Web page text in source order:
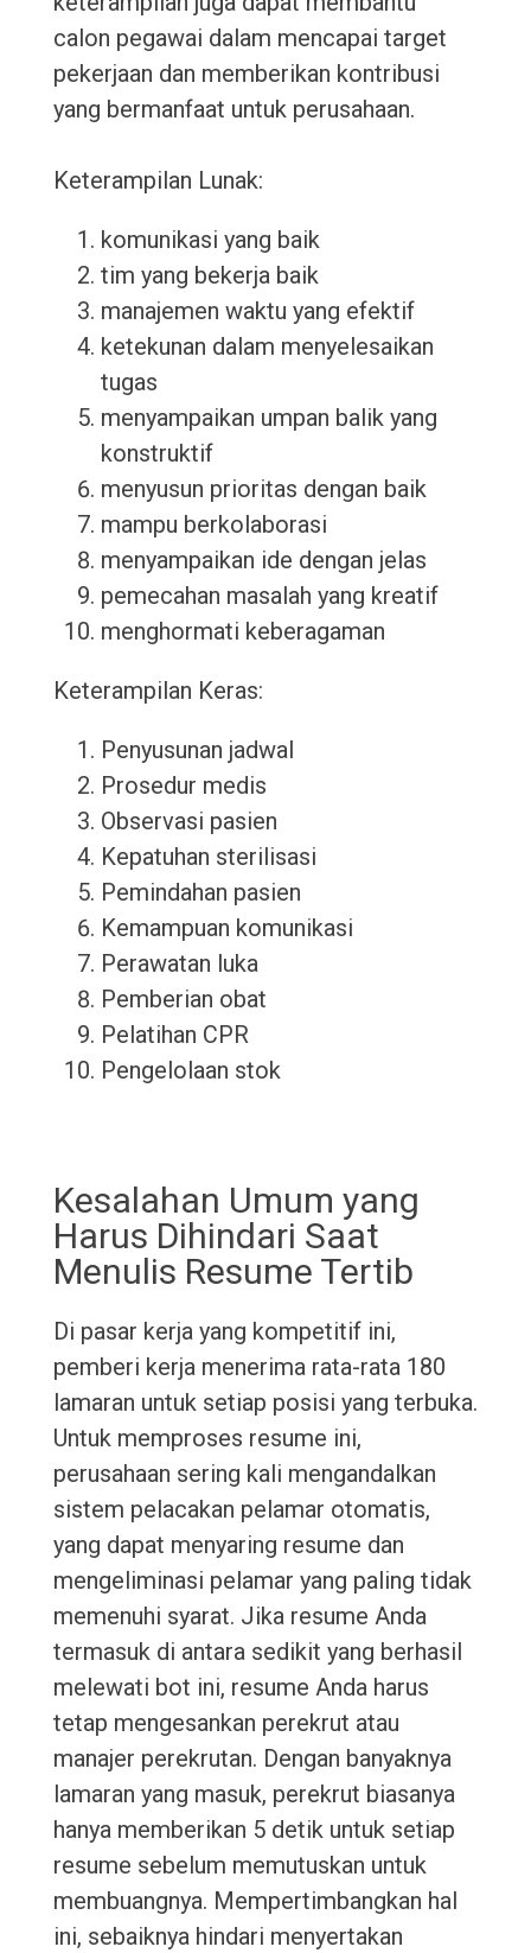
calon pegawai dalam mencapai target
pekerjaan dan memberikan kontribusi
yang bermanfaat untuk perusahaan.
Keterampilan Lunak:
komunikasi yang baik
tim yang bekerja baik
manajemen waktu yang efektif
ketekunan dalam menyelesaikan
tugas
menyampaikan umpan balik yang
konstruktif
menyusun prioritas dengan baik
mampu berkolaborasi
menyampaikan ide dengan jelas
pemecahan masalah yang kreatif
menghormati keberagaman
Keterampilan Keras:
Penyusunan jadwal
Prosedur medis
Observasi pasien
Kepatuhan sterilisasi
Pemindahan pasien
Kemampuan komunikasi
Perawatan luka
Pemberian obat
Pelatihan CPR
Pengelolaan stok
Kesalahan Umum yang
Harus Dihindari Saat
Menulis Resume Tertib
Di pasar kerja yang kompetitif ini,
pemberi kerja menerima rata-rata 180
lamaran untuk setiap posisi yang terbuka.
Untuk memproses resume ini,
perusahaan sering kali mengandalkan
sistem pelacakan pelamar otomatis,
yang dapat menyaring resume dan
mengeliminasi pelamar yang paling tidak
memenuhi syarat. Jika resume Anda
termasuk di antara sedikit yang berhasil
melewati bot ini, resume Anda harus
tetap mengesankan perekrut atau
manajer perekrutan. Dengan banyaknya
lamaran yang masuk, perekrut biasanya
hanya memberikan 5 detik untuk setiap
resume sebelum memutuskan untuk
membuangnya. Mempertimbangkan hal
ini, sebaiknya hindari menyertakan